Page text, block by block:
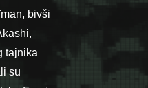
bivši
tajnika
su